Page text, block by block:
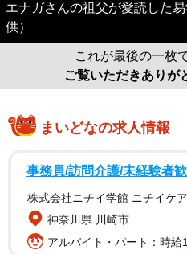
エナガさんの祖父が愛読した
供）
これが最後の一枚
ご覧いただきありが
まいどなの求人情報
事務員/訪問介護/未経験者
株式会社ニチイ学館 ニチイケ
神奈川県 川崎市
アルバイト・パート：時給